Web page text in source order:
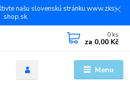
našu slovenskú stránku www.zks-
shop.sk.
Menu
0 ks
za 0,00 Kč